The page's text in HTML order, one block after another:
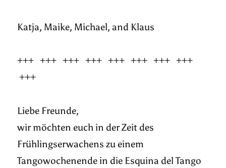
Katja, Maike, Michael, and Klaus
+++ +++ +++ +++ +++ +++ +++ +++
+++
Liebe Freunde,
wir möchten euch in der Zeit des
Frühlingserwachens zu einem
Tangowochenende in die Esquina del Tango